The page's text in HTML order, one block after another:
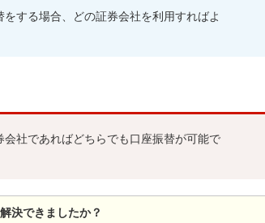
する場合、どの証券会社を利用すればよ
社であればどちらでも口座振替が可能で
決できましたか？